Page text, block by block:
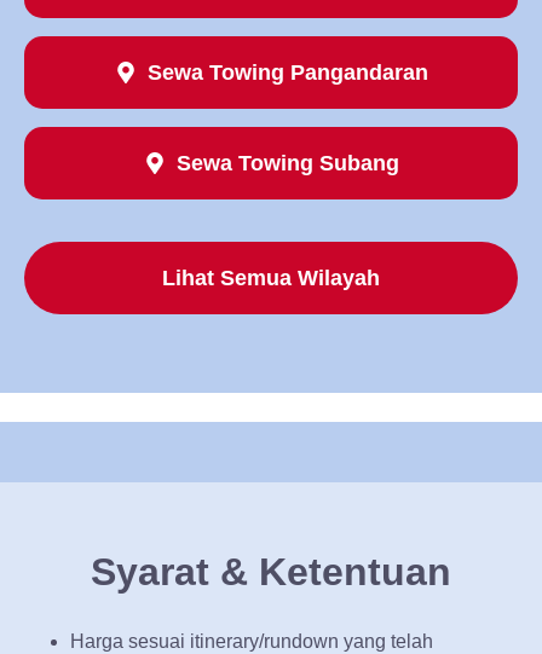
Sewa Towing Pangandaran
Sewa Towing Subang
Lihat Semua Wilayah
Syarat & Ketentuan
Harga sesuai itinerary/rundown yang telah